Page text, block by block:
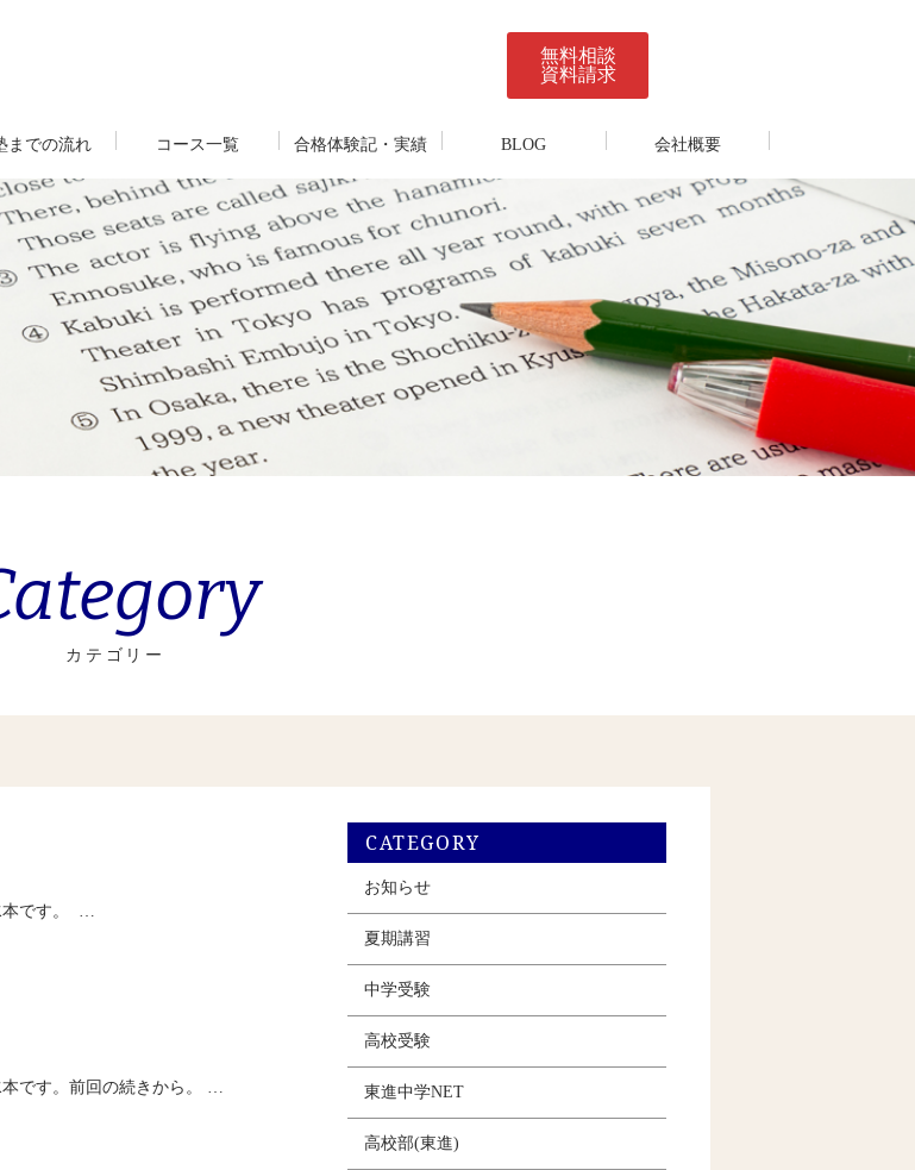
無料相談
資料請求
までの流れ コース一覧 合格体験記・実績 BLOG 会社概要
Category
カテゴリー
本です。 …
です。前回の続きから。 …
CATEGORY
お知らせ
夏期講習
中学受験
高校受験
東進中学NET
高校部(東進)